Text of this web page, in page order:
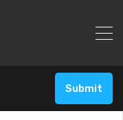
Submit